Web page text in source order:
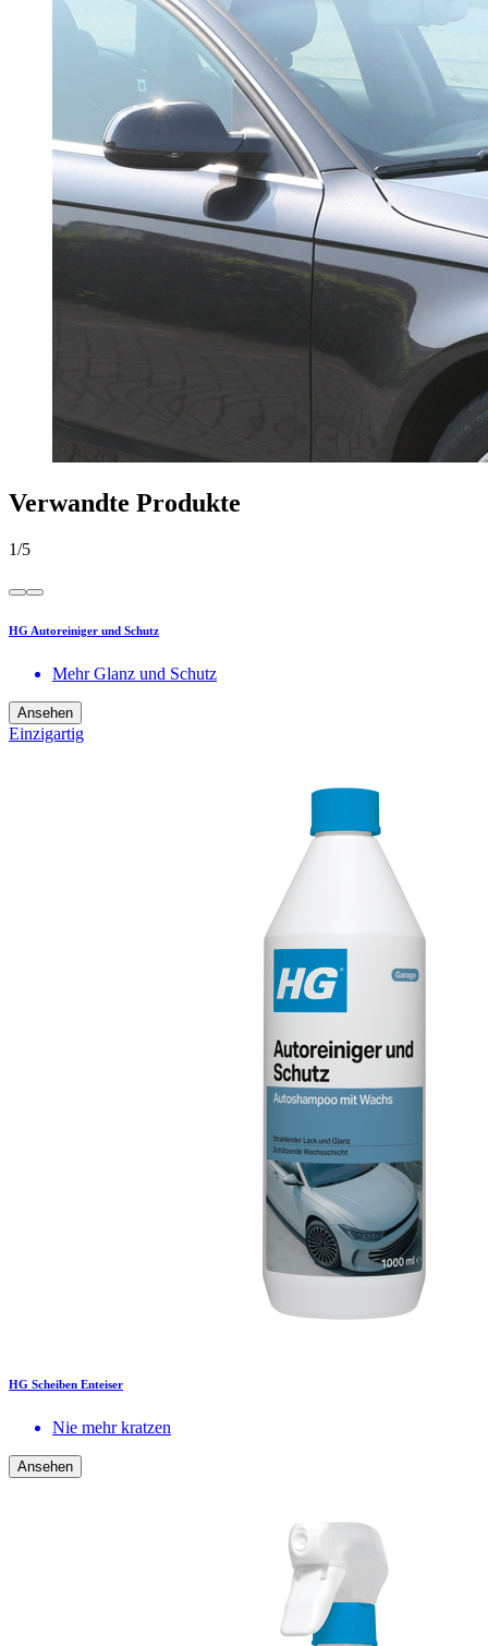
Verwandte Produkte
1/5
HG Autoreiniger und Schutz
Mehr Glanz und Schutz
Ansehen
Einzigartig
HG Scheiben Enteiser
Nie mehr kratzen
Ansehen